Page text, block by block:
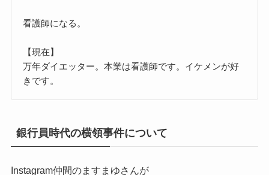
看護師になる。
【現在】
万年ダイエッター。本業は看護師です。イケメンが好
きです。
銀行員時代の横領事件について
Instagram仲間のますまゆさんが